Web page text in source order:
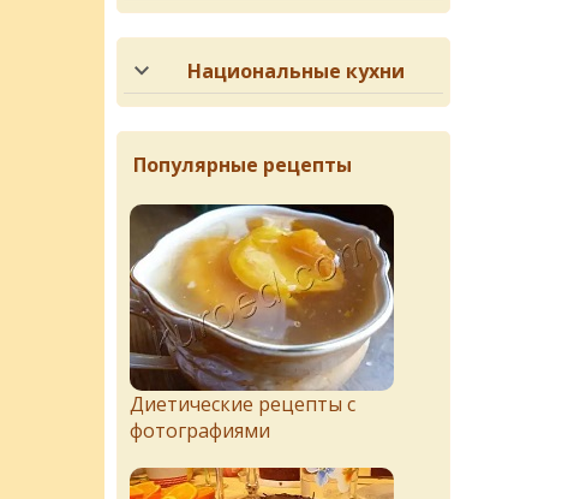
Национальные кухни
Популярные рецепты
Диетические рецепты с
фотографиями